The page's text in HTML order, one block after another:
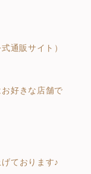
通販サイト）
好きな店舗で
ております♪